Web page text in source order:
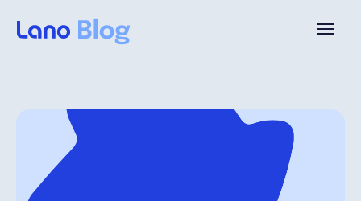
¿Por qué Lano?
Precios